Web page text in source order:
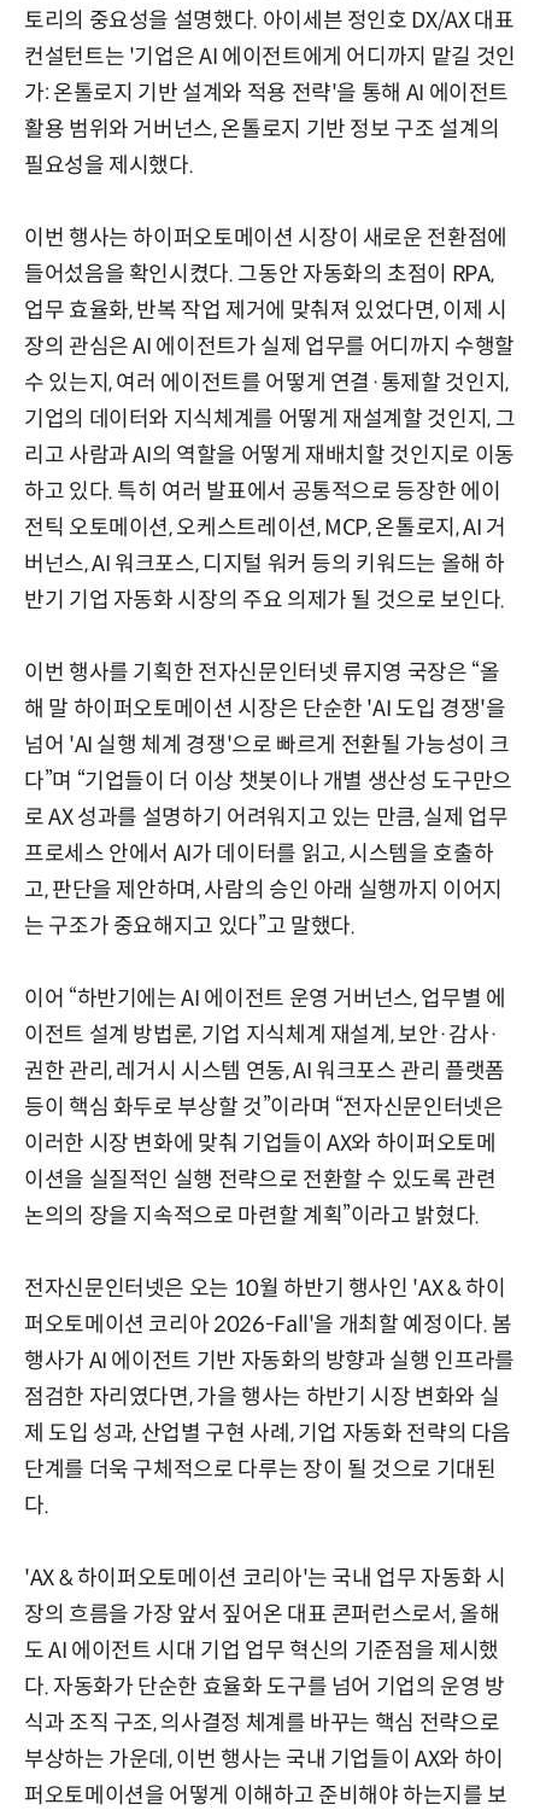
토리의 중요성을 설명했다. 아이세븐 정인호 DX/AX 대표
컨설턴트는 '기업은 AI 에이전트에게 어디까지 맡길 것인
가: 온톨로지 기반 설계와 적용 전략'을 통해 AI 에이전트
활용 범위와 거버넌스, 온톨로지 기반 정보 구조 설계의
필요성을 제시했다.
이번 행사는 하이퍼오토메이션 시장이 새로운 전환점에
들어섰음을 확인시켰다. 그동안 자동화의 초점이 RPA,
업무 효율화, 반복 작업 제거에 맞춰져 있었다면, 이제 시
장의 관심은 AI 에이전트가 실제 업무를 어디까지 수행할
수 있는지, 여러 에이전트를 어떻게 연결·통제할 것인지,
기업의 데이터와 지식체계를 어떻게 재설계할 것인지, 그
리고 사람과 AI의 역할을 어떻게 재배치할 것인지로 이동
하고 있다. 특히 여러 발표에서 공통적으로 등장한 에이
전틱 오토메이션, 오케스트레이션, MCP, 온톨로지, AI 거
버넌스, AI 워크포스, 디지털 워커 등의 키워드는 올해 하
반기 기업 자동화 시장의 주요 의제가 될 것으로 보인다.
이번 행사를 기획한 전자신문인터넷 류지영 국장은 “올
해 말 하이퍼오토메이션 시장은 단순한 'AI 도입 경쟁'을
넘어 'AI 실행 체계 경쟁'으로 빠르게 전환될 가능성이 크
다”며 “기업들이 더 이상 챗봇이나 개별 생산성 도구만으
로 AX 성과를 설명하기 어려워지고 있는 만큼, 실제 업무
프로세스 안에서 AI가 데이터를 읽고, 시스템을 호출하
고, 판단을 제안하며, 사람의 승인 아래 실행까지 이어지
는 구조가 중요해지고 있다”고 말했다.
이어 “하반기에는 AI 에이전트 운영 거버넌스, 업무별 에
이전트 설계 방법론, 기업 지식체계 재설계, 보안·감사·
권한 관리, 레거시 시스템 연동, AI 워크포스 관리 플랫폼
등이 핵심 화두로 부상할 것”이라며 “전자신문인터넷은
이러한 시장 변화에 맞춰 기업들이 AX와 하이퍼오토메
이션을 실질적인 실행 전략으로 전환할 수 있도록 관련
논의의 장을 지속적으로 마련할 계획”이라고 밝혔다.
전자신문인터넷은 오는 10월 하반기 행사인 'AX & 하이
퍼오토메이션 코리아 2026-Fall'을 개최할 예정이다. 봄
행사가 AI 에이전트 기반 자동화의 방향과 실행 인프라를
점검한 자리였다면, 가을 행사는 하반기 시장 변화와 실
제 도입 성과, 산업별 구현 사례, 기업 자동화 전략의 다음
단계를 더욱 구체적으로 다루는 장이 될 것으로 기대된
다.
'AX & 하이퍼오토메이션 코리아'는 국내 업무 자동화 시
장의 흐름을 가장 앞서 짚어온 대표 콘퍼런스로서, 올해
도 AI 에이전트 시대 기업 업무 혁신의 기준점을 제시했
다. 자동화가 단순한 효율화 도구를 넘어 기업의 운영 방
식과 조직 구조, 의사결정 체계를 바꾸는 핵심 전략으로
부상하는 가운데, 이번 행사는 국내 기업들이 AX와 하이
퍼오토메이션을 어떻게 이해하고 준비해야 하는지를 보